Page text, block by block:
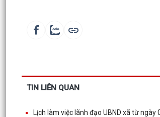
TIN LIÊN QUAN
Lịch làm việc lãnh đạo UBND xã từ